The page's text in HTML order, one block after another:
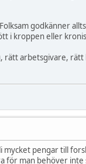
godkänner
i kroppen eller
arbetsgivare,
mycket pengar till
man behöver inte